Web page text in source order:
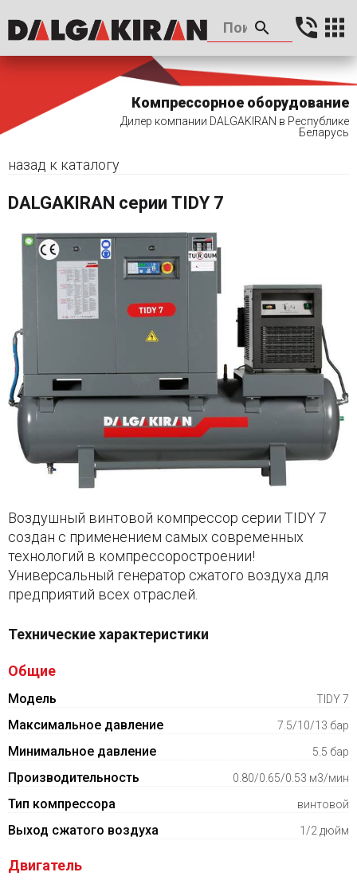
Компрессорное оборудование
Дилер компании DALGAKIRAN в Республике
Беларусь
назад к каталогу
DALGAKIRAN серии TIDY 7
Воздушный винтовой компрессор серии TIDY 7
создан с применением самых современных
технологий в компрессоростроении!
Универсальный генератор сжатого воздуха для
предприятий всех отраслей.
Технические характеристики
Общие
Модель TIDY 7
Максимальное давление 7.5/10/13 бар
Минимальное давление 5.5 бар
Производительность 0.80/0.65/0.53 м3/мин
Тип компрессора винтовой
Выход сжатого воздуха 1/2 дюйм
Двигатель